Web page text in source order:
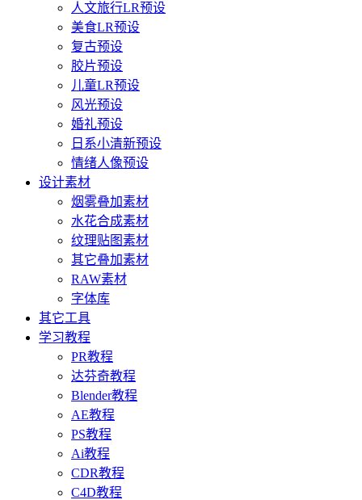
人文旅行LR预设
美食LR预设
复古预设
胶片预设
儿童LR预设
风光预设
婚礼预设
日系小清新预设
情绪人像预设
设计素材
烟雾叠加素材
水花合成素材
纹理贴图素材
其它叠加素材
RAW素材
字体库
其它工具
学习教程
PR教程
达芬奇教程
Blender教程
AE教程
PS教程
Ai教程
CDR教程
C4D教程